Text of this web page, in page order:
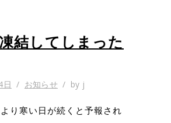
結してしまった
日 お知らせ by j
り寒い日が続くと予報され